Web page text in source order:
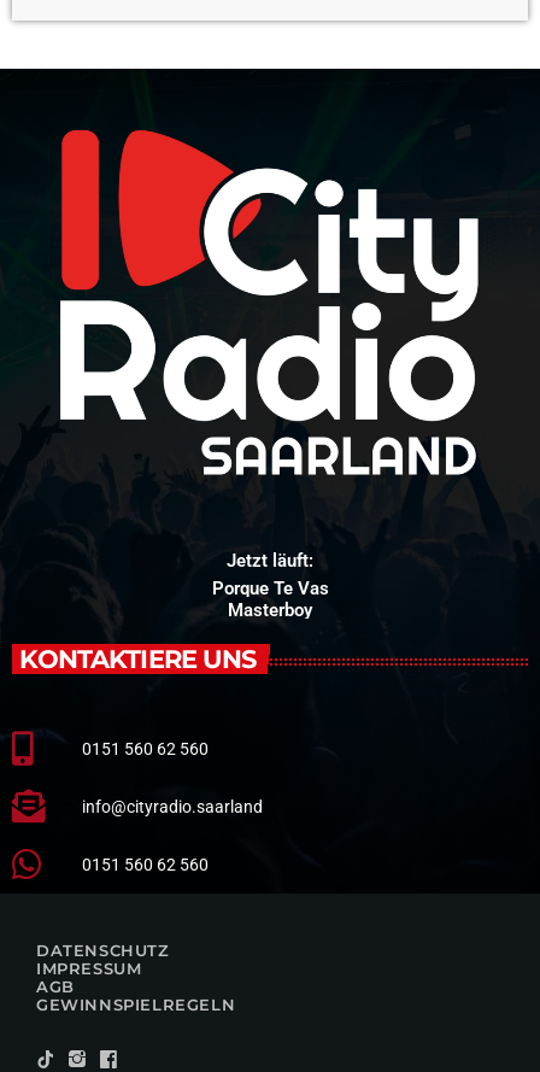
Jetzt läuft:
Porque Te Vas
Masterboy
KONTAKTIERE UNS
0151 560 62 560
info@cityradio.saarland
0151 560 62 560
DATENSCHUTZ
IMPRESSUM
AGB
GEWINNSPIELREGELN